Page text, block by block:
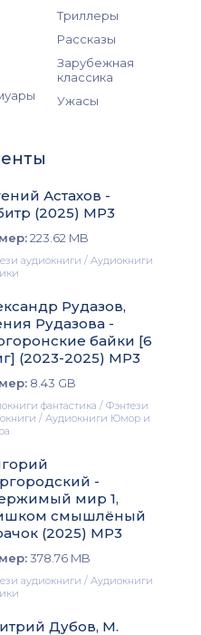
Триллеры
Рассказы
Зарубежная
классика
Ужасы
Астахов -
(2025) МР3
223.62 MB
аудиокниги / Аудиокниги
Рудазов,
Рудазова -
байки [6
(2023-2025) МР3
8.43 GB
фантастика / Фэнтези
/ Аудиокниги Юмор и
-
мир 1,
смышлёный
(2025) МР3
378.76 MB
аудиокниги / Аудиокниги
Дубов, М.